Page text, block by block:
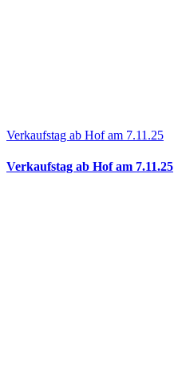
Verkaufstag ab Hof am 7.11.25
Verkaufstag ab Hof am 7.11.25